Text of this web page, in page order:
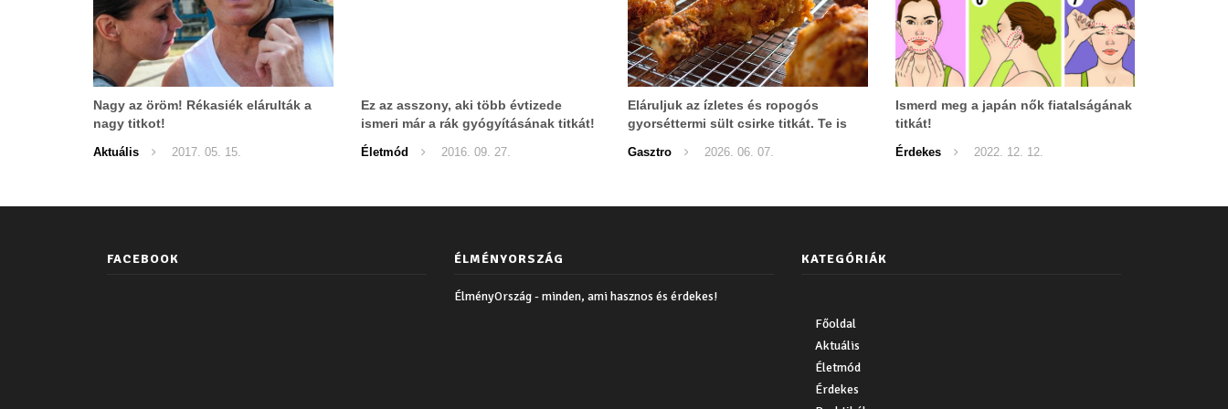
Nagy az öröm! Rékasiék elárulták a
nagy titkot!
Aktuális 2017. 05. 15.
Ez az asszony, aki több évtizede
ismeri már a rák gyógyításának titkát!
Életmód 2016. 09. 27.
Eláruljuk az ízletes és ropogós
gyorséttermi sült csirke titkát. Te is
Gasztro 2026. 06. 07.
Ismerd meg a japán nők fiatalságának
titkát!
Érdekes 2022. 12. 12.
FACEBOOK ÉLMÉNYORSZÁG
ÉlményOrszág - minden, ami hasznos és érdekes!
KATEGÓRIÁK
Főoldal
Aktuális
Életmód
Érdekes